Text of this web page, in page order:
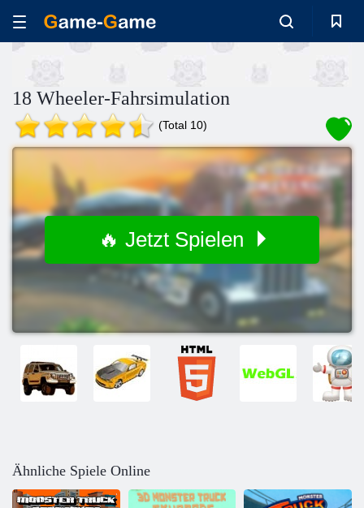
18 Wheeler-Fahrsimulation
(Total 10)
🔥 Jetzt Spielen
Ähnliche Spiele Online